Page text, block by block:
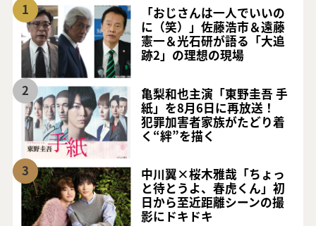
1
「おじさんは一人でいいの
に（笑）」佐藤浩市＆遠藤
憲一＆光石研が語る「大追
跡2」の理想の現場
2
亀梨和也主演「東野圭吾 手
紙」を8月6日に再放送！
犯罪加害者家族がたどり着
く“絆”を描く
3
中川翼×桜木雅哉「ちょっ
と待とうよ、春虎くん」初
日から至近距離シーンの撮
影にドキドキ